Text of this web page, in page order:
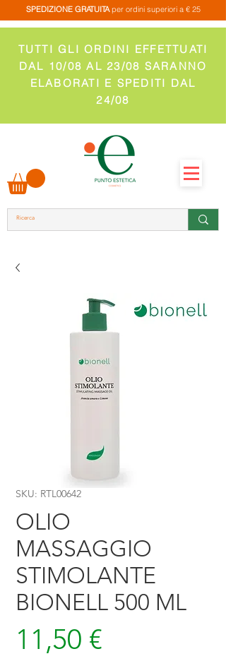
SPEDIZIONE GRATUITAper ordini superiori a € 25
TUTTI GLI ORDINI EFFETTUATI
DAL 10/08 AL 23/08 SARANNO
ELABORATI E SPEDITI DAL
24/08
SKU: RTL00642
OLIO
MASSAGGIO
STIMOLANTE
BIONELL 500 ML
11,50 €